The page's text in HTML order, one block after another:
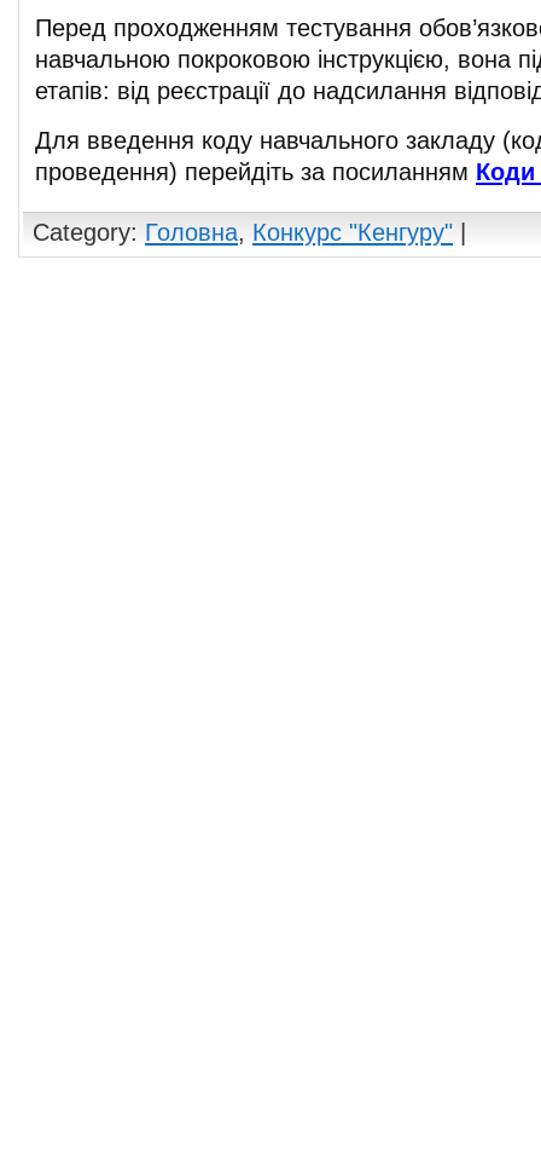
Перед проходженням тестування
навчальною покроковою інструкцією, вона
етапів: від реєстрації до надсилання
Для введення коду навчального закладу
проведення) перейдіть за посиланням
Category: Головна, Конкурс "Кенгуру"